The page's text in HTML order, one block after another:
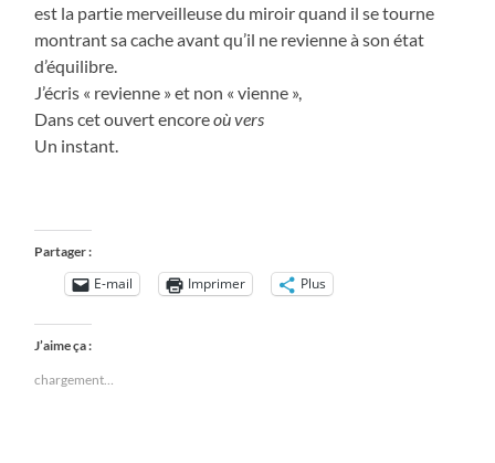
est la partie merveilleuse du miroir quand il se tourne
montrant sa cache avant qu’il ne revienne à son état
d’équilibre.
J’écris « revienne » et non « vienne »,
Dans cet ouvert encoreoù vers
Un instant.
Partager :
E-mail Imprimer Plus
J’aime ça :
chargement…